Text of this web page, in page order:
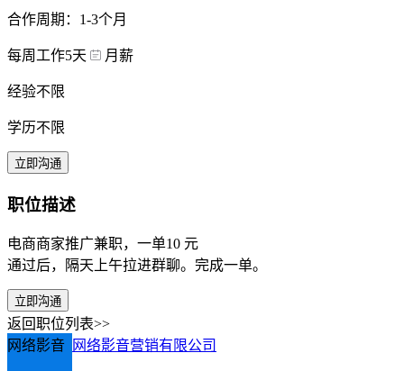
合作周期：1-3个月
每周工作5天 月薪
经验不限
学历不限
立即沟通
职位描述
电商商家推广兼职，一单10 元
通过后，隔天上午拉进群聊。完成一单。
立即沟通
返回职位列表>>
网络影音
网络影音营销有限公司